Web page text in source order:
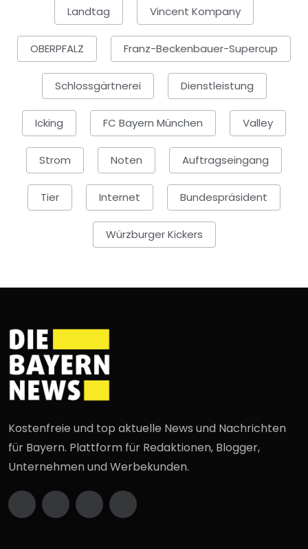
Landtag Vincent Kompany
OBERPFALZ Franz-Beckenbauer-Supercup
Schlossgärtnerei Dienstleistung
Icking FC Bayern München Valley
Strom Noten Auftragseingang
Tier Internet Bundespräsident
Würzburger Kickers
Kostenfreie und top aktuelle News und Nachrichten
für Bayern. Plattform für Redaktionen, Blogger,
Unternehmen und Werbekunden.